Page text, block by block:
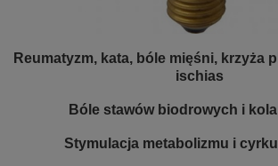
Reumatyzm, kata, bóle mięśni, krzyża
ischias
Bóle stawów biodrowych i
Stymulacja metabolizmu i